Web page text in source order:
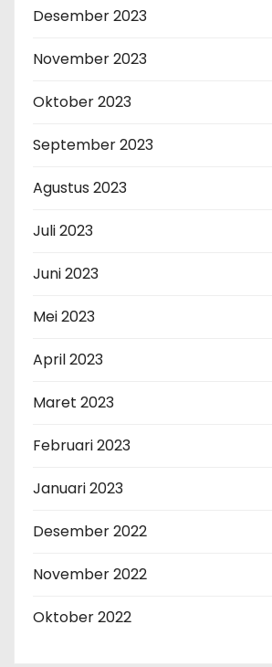
Desember 2023
November 2023
Oktober 2023
September 2023
Agustus 2023
Juli 2023
Juni 2023
Mei 2023
April 2023
Maret 2023
Februari 2023
Januari 2023
Desember 2022
November 2022
Oktober 2022